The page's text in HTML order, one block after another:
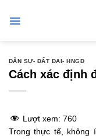
DÂN SỰ- ĐẤT ĐAI- HNGĐ
Cách xác định
Lượt xem: 760
Trong thực tế, không